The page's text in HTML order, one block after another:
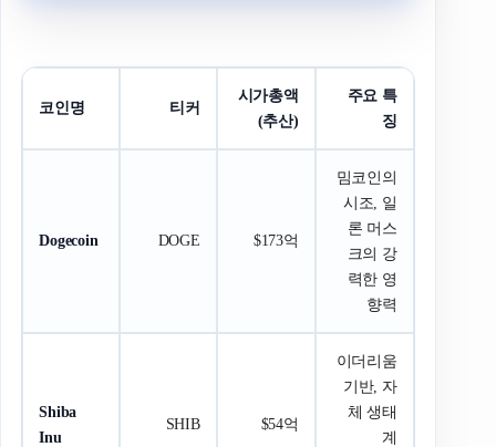
코인명 티커
시가총액
(추산)
주요 특
징
Dogecoin DOGE $173억
밈코인의
시조, 일
론 머스
크의 강
력한 영
향력
Shiba
Inu
SHIB $54억
이더리움
기반, 자
체 생태
계